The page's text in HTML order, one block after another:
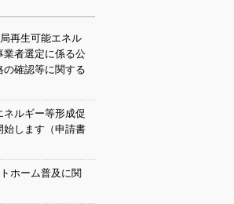
再生可能エネル
業者選定に係る公
確認等に関する
ネルギー等形成促
始します（申請書
ホーム普及に関